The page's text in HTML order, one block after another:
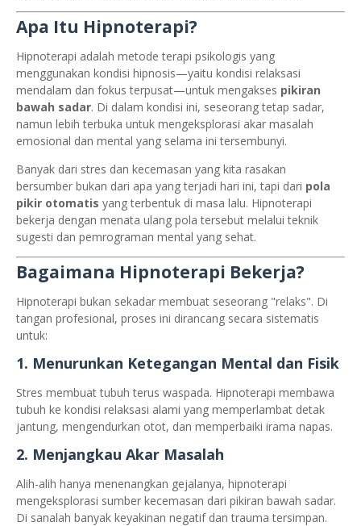
Apa Itu Hipnoterapi?
Hipnoterapi adalah metode terapi psikologis yang
menggunakan kondisi hipnosis—yaitu kondisi relaksasi
mendalam dan fokus terpusat—untuk mengakses pikiran
bawah sadar. Di dalam kondisi ini, seseorang tetap sadar,
namun lebih terbuka untuk mengeksplorasi akar masalah
emosional dan mental yang selama ini tersembunyi.
Banyak dari stres dan kecemasan yang kita rasakan
bersumber bukan dari apa yang terjadi hari ini, tapi dari pola
pikir otomatis yang terbentuk di masa lalu. Hipnoterapi
bekerja dengan menata ulang pola tersebut melalui teknik
sugesti dan pemrograman mental yang sehat.
Bagaimana Hipnoterapi Bekerja?
Hipnoterapi bukan sekadar membuat seseorang "relaks". Di
tangan profesional, proses ini dirancang secara sistematis
untuk:
1. Menurunkan Ketegangan Mental dan Fisik
Stres membuat tubuh terus waspada. Hipnoterapi membawa
tubuh ke kondisi relaksasi alami yang memperlambat detak
jantung, mengendurkan otot, dan memperbaiki irama napas.
2. Menjangkau Akar Masalah
Alih-alih hanya menenangkan gejalanya, hipnoterapi
mengeksplorasi sumber kecemasan dari pikiran bawah sadar.
Di sanalah banyak keyakinan negatif dan trauma tersimpan.